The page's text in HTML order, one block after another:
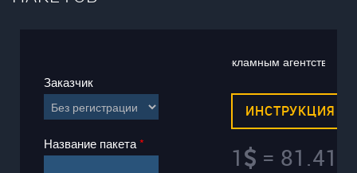
Заказчик
Название пакета*
скидку 5% и... Особые условия рекламным агентствам!
ИНСТРУКЦИЯ
1 = 81.41